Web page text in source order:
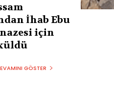
İhab Ebu
için
GÖSTER